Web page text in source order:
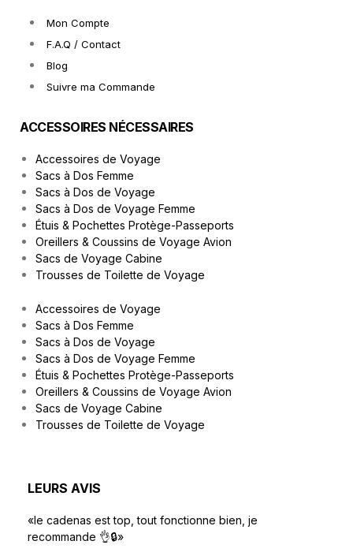
Mon Compte
F.A.Q / Contact
Blog
Suivre ma Commande
ACCESSOIRES NÉCESSAIRES
Accessoires de Voyage
Sacs à Dos Femme
Sacs à Dos de Voyage
Sacs à Dos de Voyage Femme
Étuis & Pochettes Protège-Passeports
Oreillers & Coussins de Voyage Avion
Sacs de Voyage Cabine
Trousses de Toilette de Voyage
Accessoires de Voyage
Sacs à Dos Femme
Sacs à Dos de Voyage
Sacs à Dos de Voyage Femme
Étuis & Pochettes Protège-Passeports
Oreillers & Coussins de Voyage Avion
Sacs de Voyage Cabine
Trousses de Toilette de Voyage
LEURS AVIS
«le cadenas est top, tout fonctionne bien, je
recommande 👌🔒»